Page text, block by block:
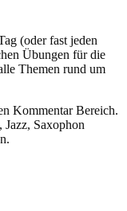
(oder fast jeden
Übungen für die
Themen rund um
Kommentar Bereich.
Saxophon